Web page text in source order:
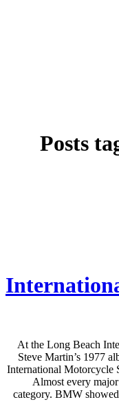
Posts
At the Long Beach
Steve Martin’s 1977
International Motorcycle
Almost every
category. BMW